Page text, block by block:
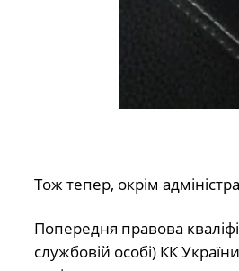
Тож тепер, окрім
Попередня правова
службовій особі) КК